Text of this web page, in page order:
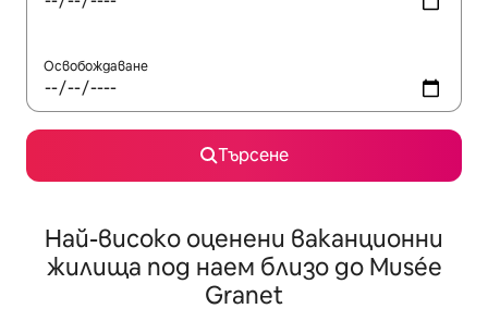
Освобождаване
Търсене
Най-високо оценени ваканционни
жилища под наем близо до Musée
Granet